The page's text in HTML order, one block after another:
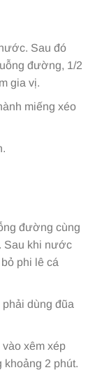
Sau đó
đường, 1/2
gia vị.
miếng xéo
đường cùng
Sau khi nước
phi lê cá
dùng đũa
xêm xép
khoảng 2 phút.